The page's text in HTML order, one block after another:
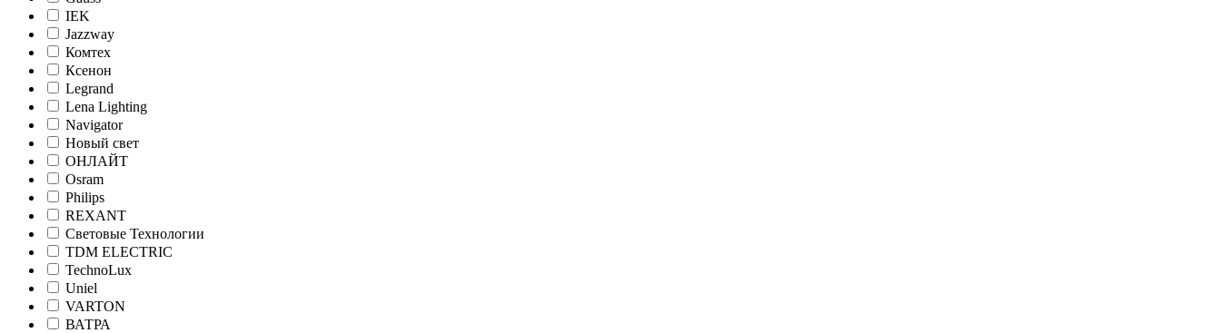
IEK
Jazzway
Комтех
Ксенон
Legrand
Lena Lighting
Navigator
Новый свет
ОНЛАЙТ
Osram
Philips
REXANT
Световые Технологии
TDM ELECTRIC
TechnoLux
Uniel
VARTON
ВАТРА